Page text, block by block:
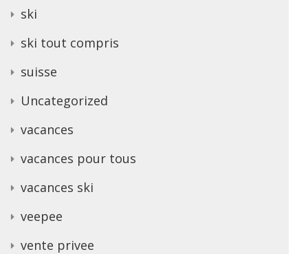
ski
ski tout compris
suisse
Uncategorized
vacances
vacances pour tous
vacances ski
veepee
vente privee